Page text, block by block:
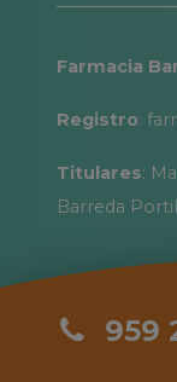
Farmacia
Registro:
Titulares:
Barreda
959